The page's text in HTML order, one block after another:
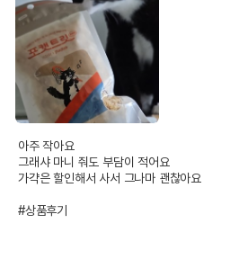
아주 작아요
그래샤 마니 줘도 부담이 적어요
가갹은 할인해서 사서 그나마 괜찮아요
#상품후기